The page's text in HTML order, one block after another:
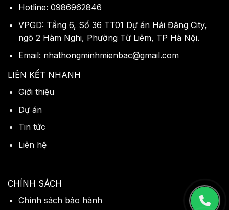
Hotline: 0986962846
VPGD: Tầng 6, Số 36 TT01 Dự án Hải Đăng City,
ngõ 2 Hàm Nghi, Phường Từ Liêm, TP Hà Nội.
Email: nhathongminhmienbac@gmail.com
LIÊN KẾT NHANH
Giới thiệu
Dự án
Tin tức
Liên hệ
CHÍNH SÁCH
Chính sách bảo hành